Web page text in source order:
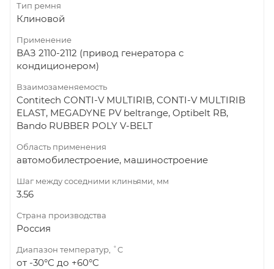
Тип ремня
Клиновой
Применение
ВАЗ 2110-2112 (привод генератора с
кондиционером)
Взаимозаменяемость
Contitech CONTI-V MULTIRIB, CONTI-V MULTIRIB
ELAST, MEGADYNE PV beltrange, Optibelt RB,
Bando RUBBER POLY V-BELT
Область применения
автомобилестроение, машиностроение
Шаг между соседними клиньями, мм
3.56
Страна производства
Россия
Диапазон температур, ˚C
от -30°C до +60°C